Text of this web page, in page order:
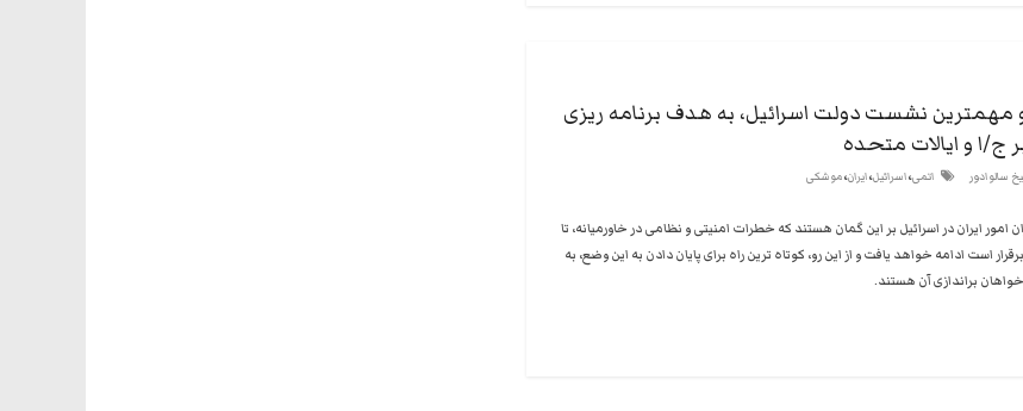
مهمترین نشست دولت اسرائیل، به هدف برنامه ریزی
ج/ا و ایالات متحده
سالوادور اتمی،اسرائیل،ایران،موشکی
امور ایران در اسرائیل بر این گمان هستند که خطرات امنیتی و نظامی در خاورمیانه، تا
است ادامه خواهد یافت و از این رو، کوتاه ترین راه برای پایان دادن به این وضع، به
براندازی آن هستند.